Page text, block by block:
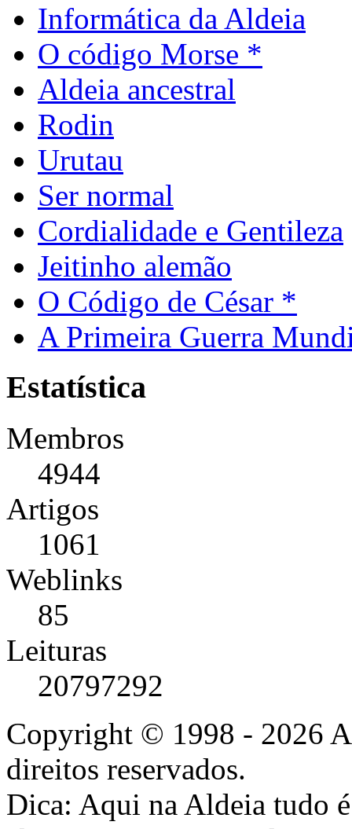
Informática da Aldeia
O código Morse *
Aldeia ancestral
Rodin
Urutau
Ser normal
Cordialidade e Gentileza
Jeitinho alemão
O Código de César *
A Primeira Guerra
Estatística
Membros
4944
Artigos
1061
Weblinks
85
Leituras
20797292
Copyright © 1998 - 2026
direitos reservados.
Dica: Aqui na Aldeia tudo